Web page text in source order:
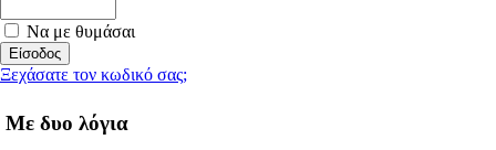
Να με θυμάσαι
Ξεχάσατε τον κωδικό σας;
Με δυο λόγια